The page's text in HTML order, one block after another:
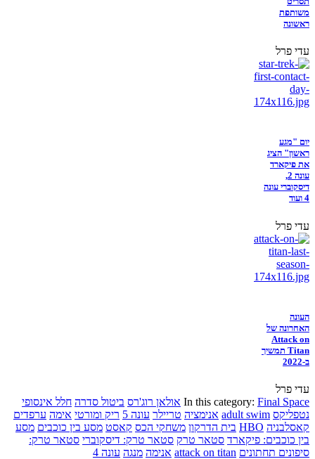
משותפת
ראשונה
עדי פרל
יום "מגע
ראשון" הציג
את פיקארד
עונה 2,
דיסקוברי עונה
4 ועוד
עדי פרל
העונה
האחרונה של
Attack on
Titan תמשיך
ב-2022
עדי פרל
In this category: Final Space אולאן רוג'רס ביטול סדרה חלל אינסופי
נטפליקס adult swim אנימציה טריילר עונה 5 ריק ומורטי אימה ערפדים
קאסלבניה HBO בית הדרקון משחקי הכס קאסט מסע בין כוכבים מסע
בין כוכבים: פיקארד סטאר טרק סטאר טרק: דיסקוברי סטאר טרק:
סיפונים תחתונים attack on titan אנימה מנגה עונה 4